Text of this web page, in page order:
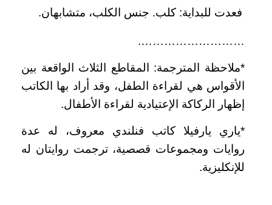
فعدت للبداية: كلب. جنس الكلب، متشابهان.
……………………….
*ملاحظة المترجمة: المقاطع الثلاث الواقعة بين
الأقواس هي لقراءة الطفل، وقد أراد بها الكاتب
إظهار الركاكة الإعتيادية لقراءة الأطفال.
*ياري يارفيلا كاتب فنلندي معروف، له عدة
روايات ومجموعات قصصية، ترجمت روايتان له
للإنكليزية.